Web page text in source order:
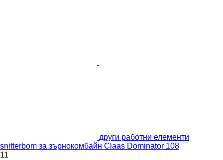
други работни елементи
snitterbom за зърнокомбайн Claas Dominator 108
11